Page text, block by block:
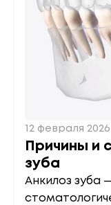
12 февраля 2026
Причины и
зуба
Анкилоз зуба